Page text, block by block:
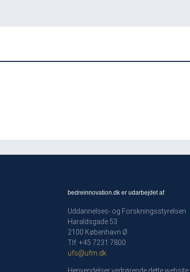
bedreinnovation.dk er udarbejdet af
Uddannelses- og Forskningsstyrelsen
Haraldsgade 53
2100 København Ø
Tlf: +45 7231 7800
ufs@ufm.dk